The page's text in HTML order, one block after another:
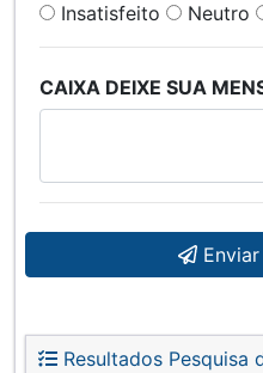
Insatisfeito
Neutro
CAIXA DEIXE SUA
Resultados Pesquisa